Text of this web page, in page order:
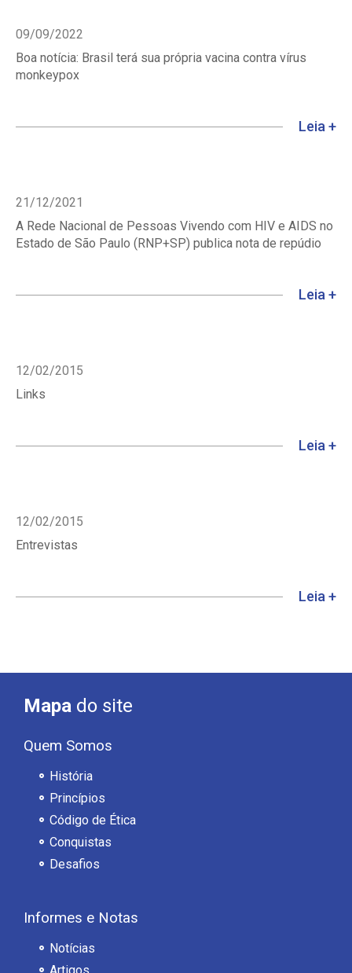
09/09/2022
Boa notícia: Brasil terá sua própria vacina contra vírus
monkeypox
Leia +
21/12/2021
A Rede Nacional de Pessoas Vivendo com HIV e AIDS no
Estado de São Paulo (RNP+SP) publica nota de repúdio
Leia +
12/02/2015
Links
Leia +
12/02/2015
Entrevistas
Leia +
Mapa do site
Quem Somos
História
Princípios
Código de Ética
Conquistas
Desafios
Informes e Notas
Notícias